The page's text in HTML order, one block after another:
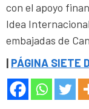
con el apoyo
Idea
embajadas de
| PÁGINA SIETE